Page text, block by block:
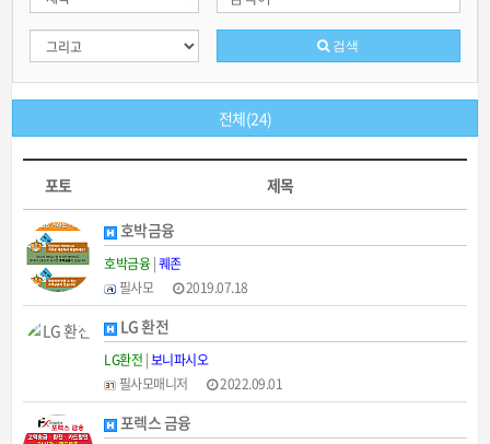
검색
전체(24)
포토 제목
호박금융
호박금융 |퀘존
필사모
2019.07.18
LG 환전
LG환전 |보니파시오
필사모매니저
2022.09.01
포렉스 금융